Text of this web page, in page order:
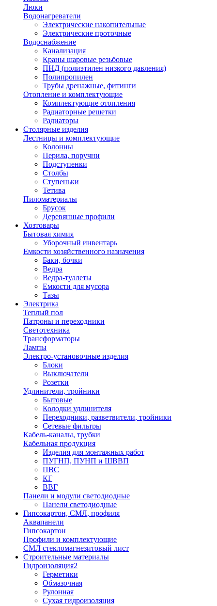
Люки
Водонагреватели
Электрические накопительные
Электрические проточные
Водоснабжение
Канализация
Краны шаровые резьбовые
ПНД (полиэтилен низкого давления)
Полипропилен
Трубы дренажные, фитинги
Отопление и комплектующие
Комплектующие отопления
Радиаторные решетки
Радиаторы
Столярные изделия
Лестницы и комплектующие
Колонны
Перила, поручни
Подступенки
Столбы
Ступеньки
Тетива
Пиломатериалы
Брусок
Деревянные профили
Хозтовары
Бытовая химия
Уборочный инвентарь
Емкости хозяйственного назначения
Баки, бочки
Ведра
Ведра-туалеты
Емкости для мусора
Тазы
Электрика
Теплый пол
Патроны и переходники
Светотехника
Трансформаторы
Лампы
Электро-установочные изделия
Блоки
Выключатели
Розетки
Удлинители, тройники
Бытовые
Колодки удлинителя
Переходники, разветвители, тройники
Сетевые фильтры
Кабель-каналы, трубки
Кабельная продукция
Изделия для монтажных работ
ПУГНП, ПУНП и ШВВП
ПВС
КГ
ВВГ
Панели и модули светодиодные
Панели светодиодные
Гипсокартон, СМЛ, профиля
Аквапанели
Гипсокартон
Профили и комплектующие
СМЛ стекломагнезитовый лист
Строительные материалы
Гидроизоляция2
Герметики
Обмазочная
Рулонная
Сухая гидроизоляция